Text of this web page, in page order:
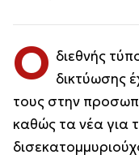
Ο διεθνής
δικτύωσης
τους στην
καθώς τα νέα για